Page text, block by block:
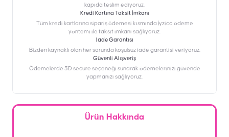
kapıda teslim ediyoruz.
Kredi Kartına Taksit İmkanı
‎Tüm kredi kartlarına sipariş ödemesi kısmında İyzico ödeme
yöntemi ile taksit imkanı sağlıyoruz.
İade Garantisi
Bizden kaynaklı olan her sorunda koşulsuz iade garantisi veriyoruz.
Güvenli Alışveriş
Ödemelerde 3D secure seçeneği sunarak ödemelerinizi güvende
yapmanızı sağlıyoruz.
Ürün Hakkında